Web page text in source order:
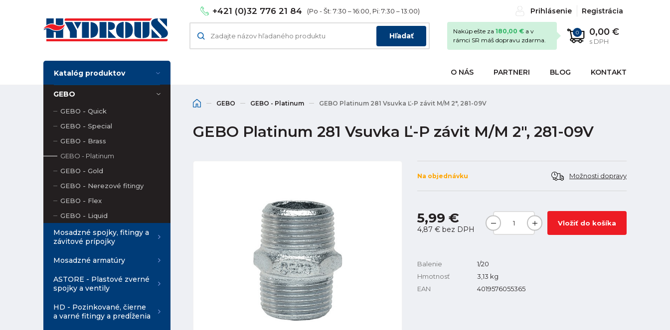
+421 (0)32 776 21 84 (Po - Št: 7:30 – 16:00, Pi: 7:30 – 13:00) Prihlásenie Registrácia
Hľadať 0 0,00 €
s DPH
Nakúp ešte za 180,00 € a v
rámci SR máš dopravu zdarma.
O NÁS PARTNERI BLOG KONTAKT
Katalóg produktov
GEBO
GEBO - Quick
GEBO - Special
GEBO - Brass
GEBO - Platinum
GEBO - Gold
GEBO - Nerezové fitingy
GEBO - Flex
GEBO - Liquid
Mosadzné spojky, fitingy a
závitové prípojky
Mosadzné armatúry
ASTORE - Plastové zverné
spojky a ventily
HD - Pozinkované, čierne
a varné fitingy a predĺženia
GEBO GEBO - Platinum GEBO Platinum 281 Vsuvka Ľ-P závit M/M 2", 281-09V
GEBO Platinum 281 Vsuvka Ľ-P závit M/M 2", 281-09V
Na objednávku Možnosti dopravy
5,99 €
4,87 € bez DPH
Vložiť do košíka
Balenie
1/20
Hmotnosť
3,13 kg
EAN
4019576055365